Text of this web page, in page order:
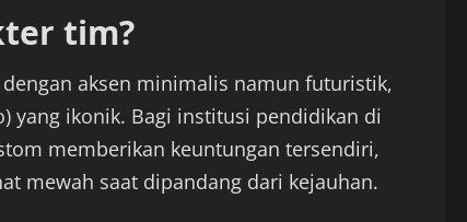
tim?
aksen minimalis namun futuristik,
yang ikonik. Bagi institusi pendidikan di
memberikan keuntungan tersendiri,
mewah saat dipandang dari kejauhan.